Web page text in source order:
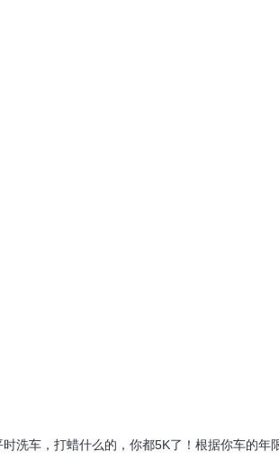
车，打蜡什么的，你都5K了！根据你车的年